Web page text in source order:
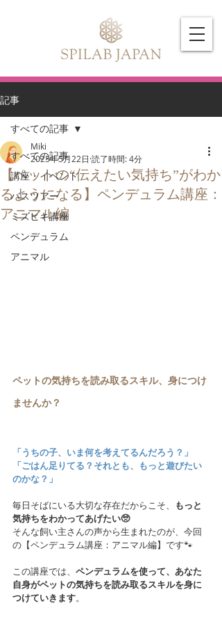
記事
すべての記事
講座・イベント
バスツアー
ミズヒキ講座
ペンデュラム
アニマル
すべての記事
【ペットの“伝えたい気持ち”がわか
るようになる】ペンデュラム講座：
アニマル編
Miki
2025年5月22日 読了時間: 4分
ペットの気持ちを読み取るスキル、身につけ
ませんか？
「うちの子、いま何を考えてるんだろう？」
「ごはん足りてる？それとも、もっと遊びたい
のかな？」
毎日そばにいる大切な存在だからこそ、
もっと
気持ちをわかってあげたい🥺
そんな飼い主さんの声から生まれたのが、今回
の【ペンデュラム講座：アニマル編】です🐾
この講座では、 ペンデュラムを使って、あなた
自身がペットの気持ちを読み取るスキルを身に
つけていきます。